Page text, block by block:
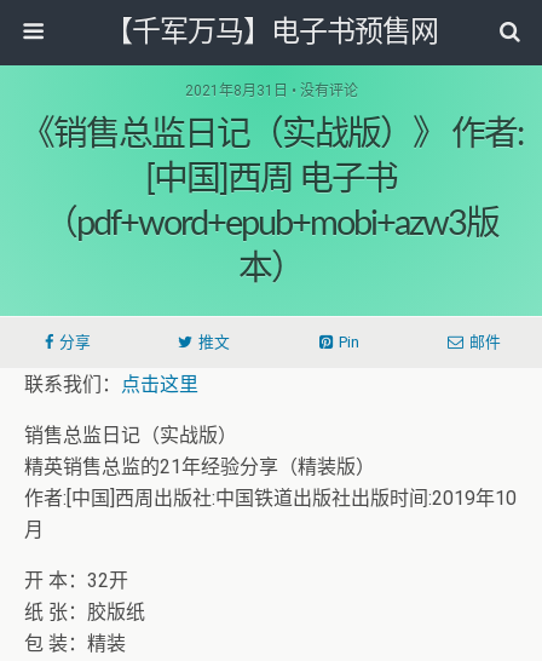
【千军万马】电子书预售网
2021年8月31日 • 没有评论
《销售总监日记（实战版）》 作者:
[中国]西周 电子书
（pdf+word+epub+mobi+azw3版
本）
分享 推文 Pin 邮件
联系我们： 点击这里
销售总监日记（实战版）
精英销售总监的21年经验分享（精装版）
作者:[中国]西周出版社:中国铁道出版社出版时间:2019年10
月
开 本：32开
纸 张：胶版纸
包 装：精装